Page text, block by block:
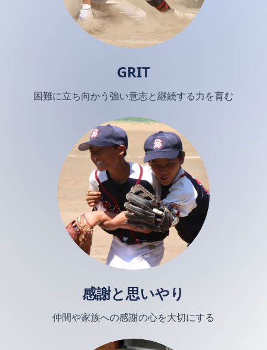
GRIT
困難に立ち向かう強い意志と継続する力を育む
感謝と思いやり
仲間や家族への感謝の心を大切にする